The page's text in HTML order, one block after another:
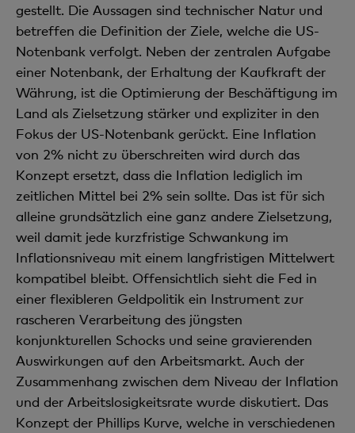
gestellt. Die Aussagen sind technischer Natur und
betreffen die Definition der Ziele, welche die US-
Notenbank verfolgt. Neben der zentralen Aufgabe
einer Notenbank, der Erhaltung der Kaufkraft der
Währung, ist die Optimierung der Beschäftigung im
Land als Zielsetzung stärker und expliziter in den
Fokus der US-Notenbank gerückt. Eine Inflation
von 2% nicht zu überschreiten wird durch das
Konzept ersetzt, dass die Inflation lediglich im
zeitlichen Mittel bei 2% sein sollte. Das ist für sich
alleine grundsätzlich eine ganz andere Zielsetzung,
weil damit jede kurzfristige Schwankung im
Inflationsniveau mit einem langfristigen Mittelwert
kompatibel bleibt. Offensichtlich sieht die Fed in
einer flexibleren Geldpolitik ein Instrument zur
rascheren Verarbeitung des jüngsten
konjunkturellen Schocks und seine gravierenden
Auswirkungen auf den Arbeitsmarkt. Auch der
Zusammenhang zwischen dem Niveau der Inflation
und der Arbeitslosigkeitsrate wurde diskutiert. Das
Konzept der Phillips Kurve, welche in verschiedenen